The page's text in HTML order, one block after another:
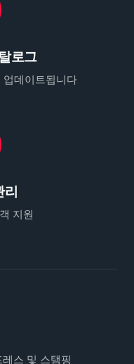
로그
업데이트됩니다
리
지원
스 및 스탬핑